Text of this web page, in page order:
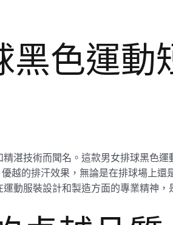
色運動
湛技術而聞名。這款男女排球黑色
越的排汗效果，無論是在排球場上
動服裝設計和製造方面的專業精神，